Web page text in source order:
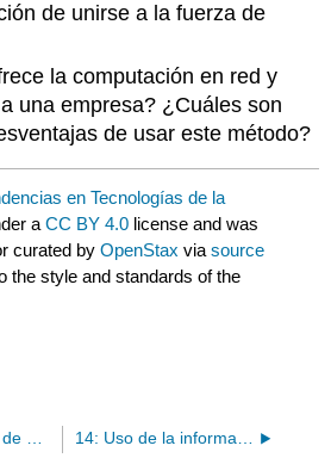
de unirse a la fuerza de
la computación en red y
una empresa? ¿Cuáles son
de usar este método?
en Tecnologías de la
aCC BY 4.0 license and was
curated byOpenStax viasource
the style and standards of the
13.6: Protección de Computadoras e Información 14: Uso de la información financiera y la contabilidad